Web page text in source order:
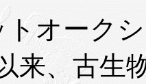
オーク
来、古生